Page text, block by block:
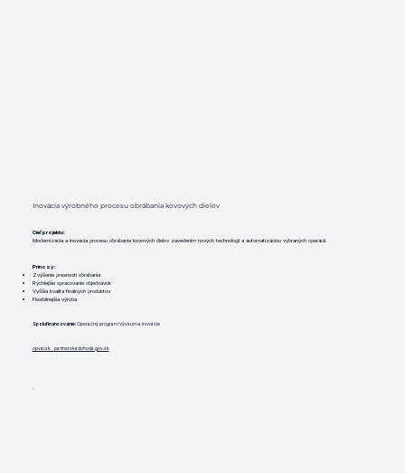
Inovácia výrobného procesu obrábania kovových dielov
Cieľ projektu:
Modernizácia a inovácia procesu obrábania kovových dielov zavedením nových technológií a automatizáciou vybraných operácií.
Prínosy:
Zvýšenie presnosti obrábania
Rýchlejšie spracovanie objednávok
Vyššia kvalita finálnych produktov
Flexibilnejšia výroba
Spolufinancovanie: Operačný program Výskum a inovácie
opvai.sk partnerskadohoda.gov.sk